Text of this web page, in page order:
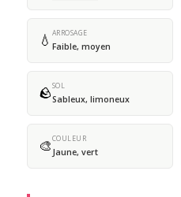
💧 ARROSAGE
Faible, moyen
🪨SOL
Sableux, limoneux
🎨COULEUR
Jaune, vert